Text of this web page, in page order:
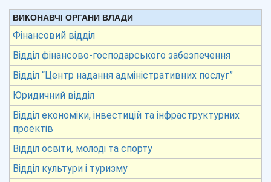
ВИКОНАВЧІ ОРГАНИ ВЛАДИ
Фінансовий відділ
Відділ фінансово-господарського забезпечення
Відділ “Центр надання адміністративних послуг”
Юридичний відділ
Відділ економіки, інвестицій та інфраструктурних
проектів
Відділ освіти, молоді та спорту
Відділ культури і туризму